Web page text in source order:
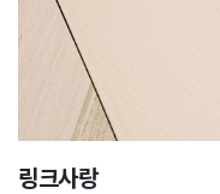
링크사랑